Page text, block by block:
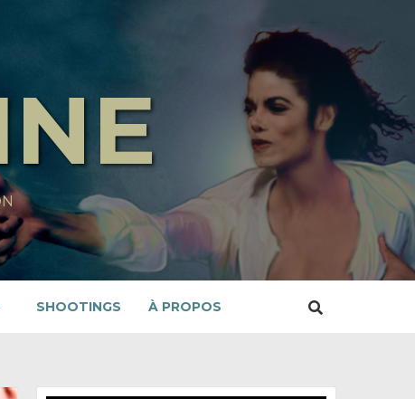
SHOOTINGS À PROPOS